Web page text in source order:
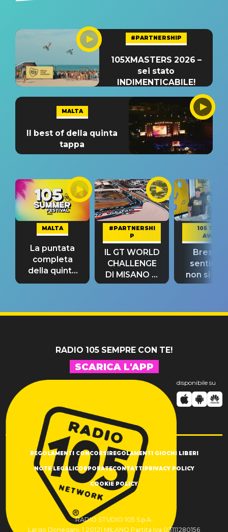
#PARTNERSHIP
105XMASTERS 2026 –
sei stato
INDIMENTICABILE!
MALTA
Il best of della quinta
tappa
MALTA
La puntata
completa
della quinta
tappa
#PARTNERSHI
P
IL GT WORLD
CHALLENGE
DI MISANO si
riconferma
105 TAKE
AWAY
Bresh:
non si
fino alla
RADIO 105 SEMPRE CON TE!
SCARICA L'APP
disponibile su
REGOLAMENTI CONCORSI REGOLAMENTI GIOCHI LIBERI
NOTE LEGALI CORPORATECONTATTI PRIVACY POLICY
COOKIE POLICY
RADIO STUDIO 105 S.p.A.
Largo Donegani, 1 20121 MILANO Partita Iva 03111280156